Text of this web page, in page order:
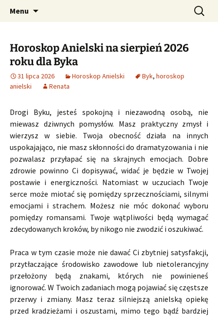
CzaroMarowy horoskop
dzienny, miesięczny i
tygodniowy
Profesjonalne przepowiednie astrologiczne
Menu Szukaj:
Horoskop Anielski na sierpień 2026
roku dla Byka
31 lipca 2026 Horoskop Anielski Byk, horoskop
anielski
Renata
Drogi Byku, jesteś spokojną i niezawodną osobą, nie
miewasz dziwnych pomysłów. Masz praktyczny zmysł i
wierzysz w siebie. Twoja obecność działa na innych
uspokajająco, nie masz skłonności do dramatyzowania i nie
pozwalasz przyłapać się na skrajnych emocjach. Dobre
zdrowie powinno Ci dopisywać, widać je będzie w Twojej
postawie i energiczności. Natomiast w uczuciach Twoje
serce może miotać się pomiędzy sprzecznościami, silnymi
emocjami i strachem. Możesz nie móc dokonać wyboru
pomiędzy romansami. Twoje wątpliwości będą wymagać
zdecydowanych kroków, by nikogo nie zwodzić i oszukiwać.
Praca w tym czasie może nie dawać Ci zbytniej satysfakcji,
przytłaczające środowisko zawodowe lub nietolerancyjny
przełożony będą znakami, których nie powinieneś
ignorować. W Twoich zadaniach mogą pojawiać się częstsze
przerwy i zmiany. Masz teraz silniejszą anielską opiekę
przed kradzieżami i oszustami, mimo tego bądź bardziej